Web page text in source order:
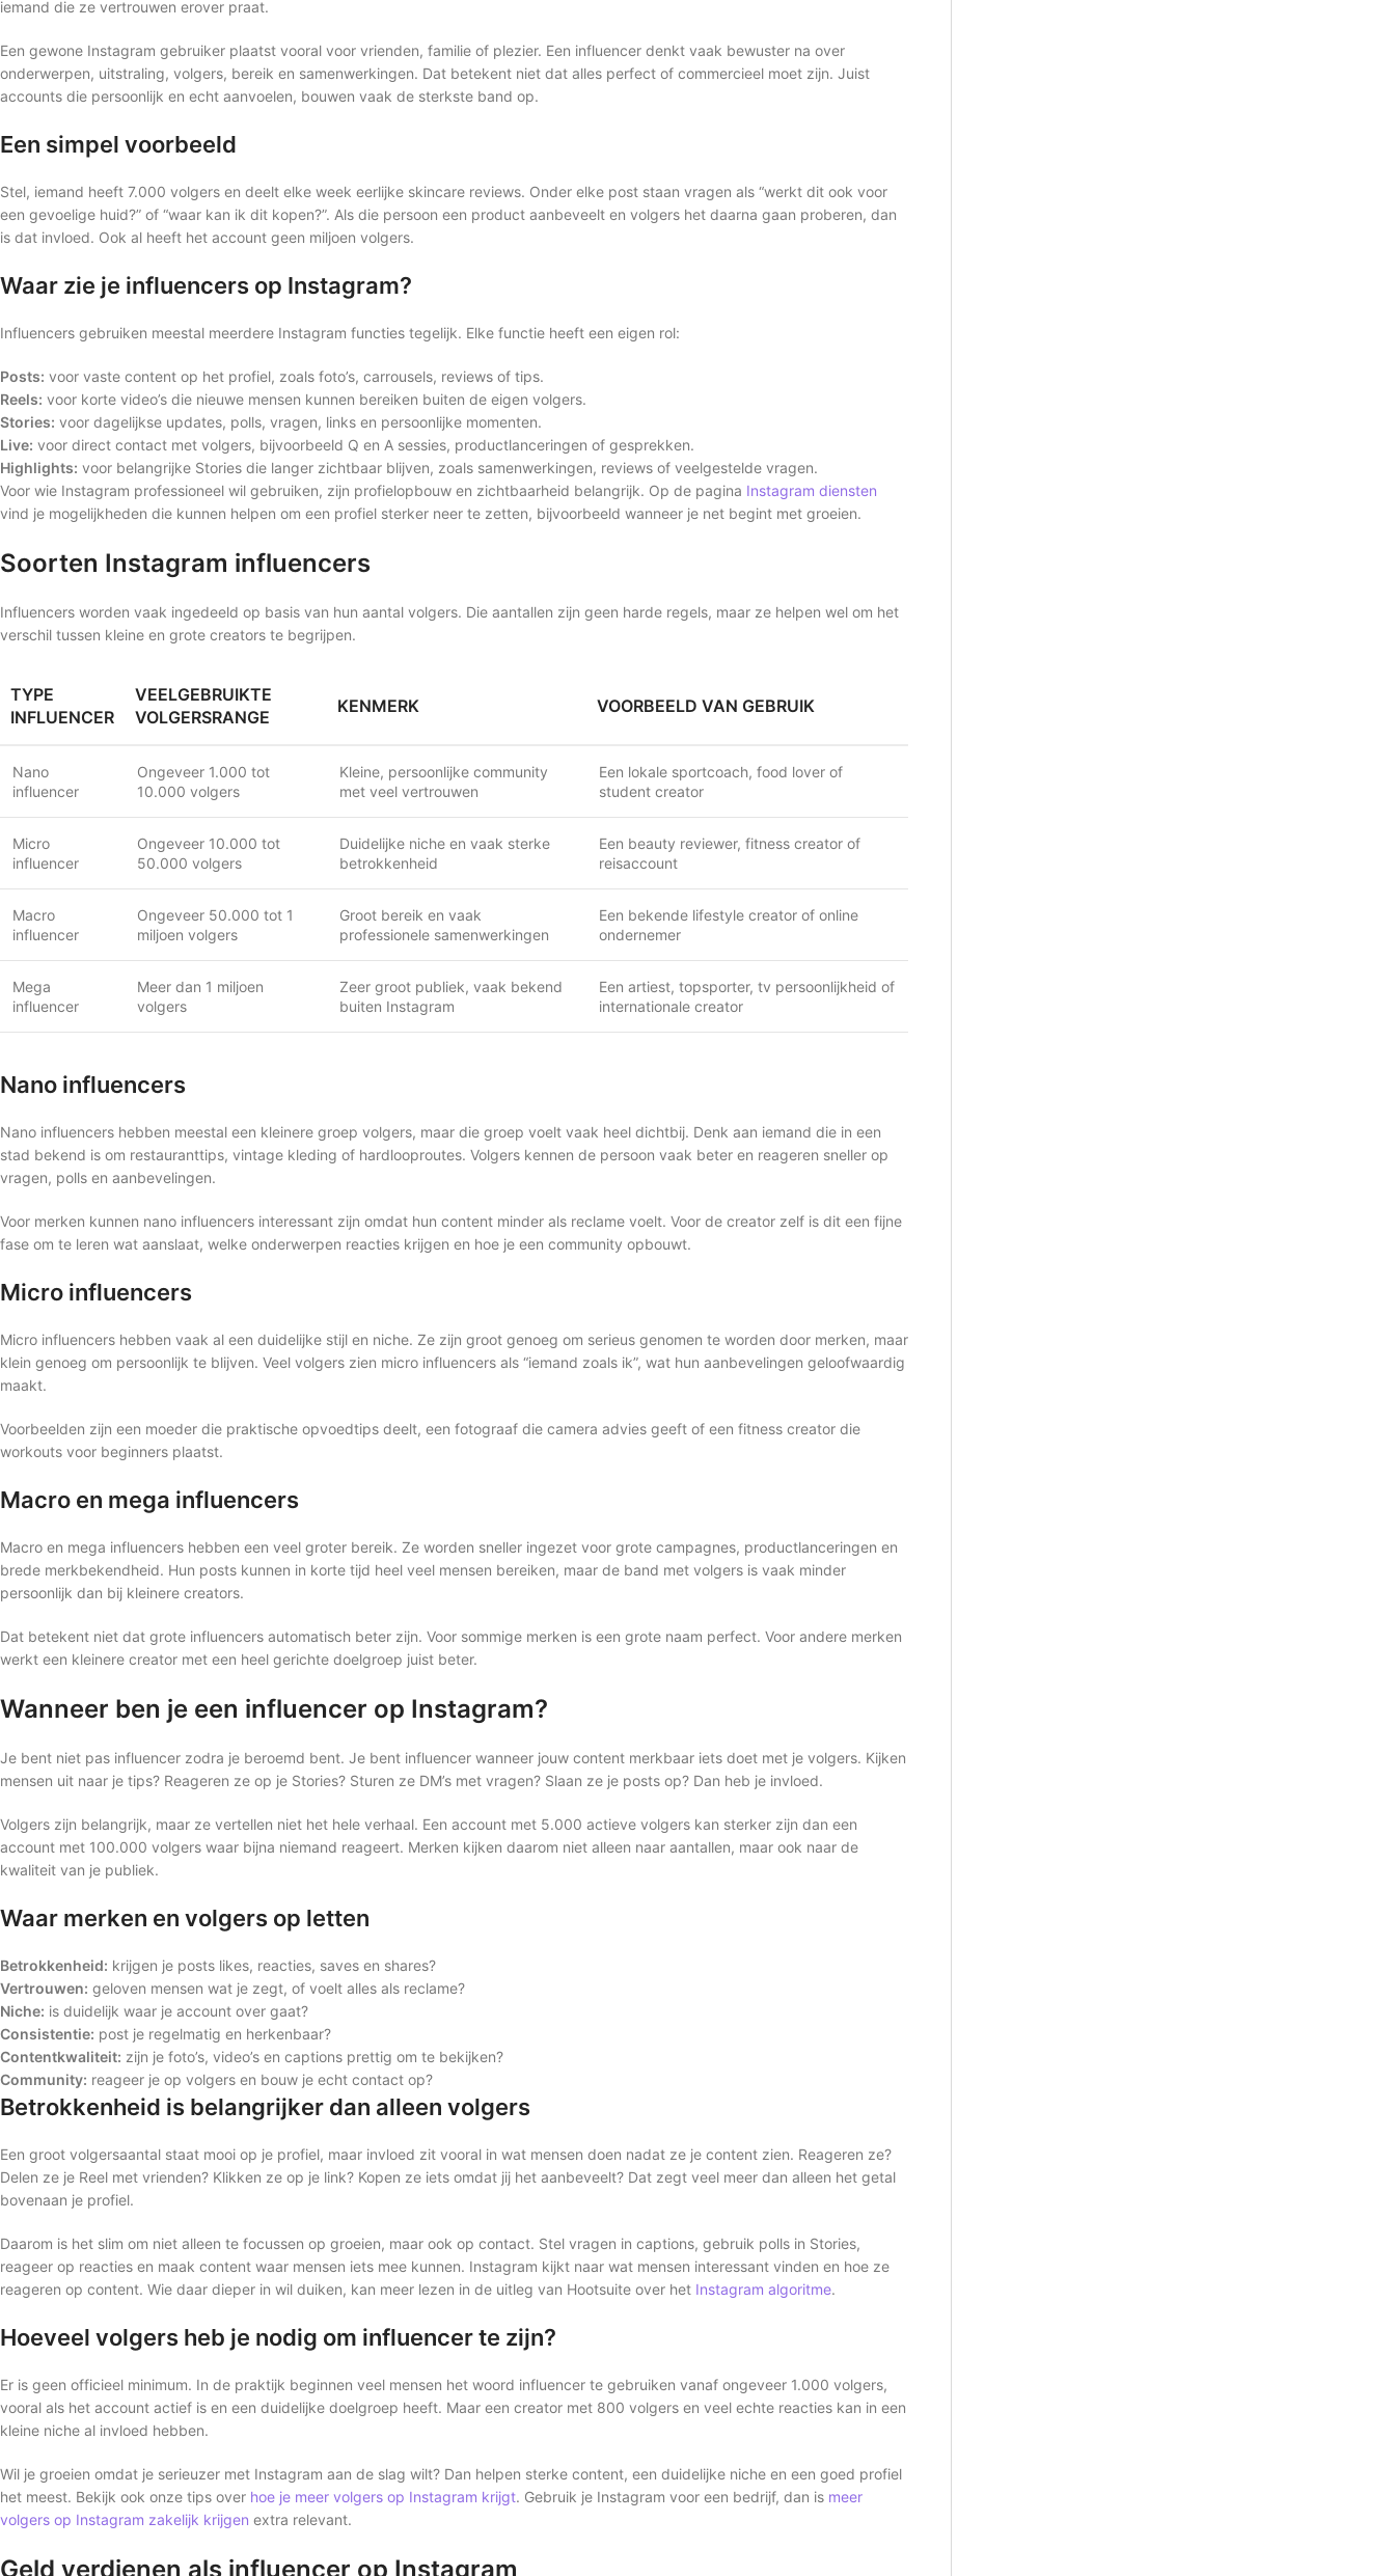
iemand die ze vertrouwen erover praat.
Een gewone Instagram gebruiker plaatst vooral voor vrienden, familie of plezier. Een influencer denkt vaak bewuster na over
onderwerpen, uitstraling, volgers, bereik en samenwerkingen. Dat betekent niet dat alles perfect of commercieel moet zijn. Juist
accounts die persoonlijk en echt aanvoelen, bouwen vaak de sterkste band op.
Een simpel voorbeeld
Stel, iemand heeft 7.000 volgers en deelt elke week eerlijke skincare reviews. Onder elke post staan vragen als “werkt dit ook voor
een gevoelige huid?” of “waar kan ik dit kopen?”. Als die persoon een product aanbeveelt en volgers het daarna gaan proberen, dan
is dat invloed. Ook al heeft het account geen miljoen volgers.
Waar zie je influencers op Instagram?
Influencers gebruiken meestal meerdere Instagram functies tegelijk. Elke functie heeft een eigen rol:
Posts: voor vaste content op het profiel, zoals foto’s, carrousels, reviews of tips.
Reels: voor korte video’s die nieuwe mensen kunnen bereiken buiten de eigen volgers.
Stories: voor dagelijkse updates, polls, vragen, links en persoonlijke momenten.
Live: voor direct contact met volgers, bijvoorbeeld Q en A sessies, productlanceringen of gesprekken.
Highlights: voor belangrijke Stories die langer zichtbaar blijven, zoals samenwerkingen, reviews of veelgestelde vragen.
Voor wie Instagram professioneel wil gebruiken, zijn profielopbouw en zichtbaarheid belangrijk. Op de pagina Instagram diensten
vind je mogelijkheden die kunnen helpen om een profiel sterker neer te zetten, bijvoorbeeld wanneer je net begint met groeien.
Soorten Instagram influencers
Influencers worden vaak ingedeeld op basis van hun aantal volgers. Die aantallen zijn geen harde regels, maar ze helpen wel om het
verschil tussen kleine en grote creators te begrijpen.
TYPE
INFLUENCER
VEELGEBRUIKTE
VOLGERSRANGE
KENMERK VOORBEELD VAN GEBRUIK
Nano
influencer
Ongeveer 1.000 tot
10.000 volgers
Kleine, persoonlijke community
met veel vertrouwen
Een lokale sportcoach, food lover of
student creator
Micro
influencer
Ongeveer 10.000 tot
50.000 volgers
Duidelijke niche en vaak sterke
betrokkenheid
Een beauty reviewer, fitness creator of
reisaccount
Macro
influencer
Ongeveer 50.000 tot 1
miljoen volgers
Groot bereik en vaak
professionele samenwerkingen
Een bekende lifestyle creator of online
ondernemer
Mega
influencer
Meer dan 1 miljoen
volgers
Zeer groot publiek, vaak bekend
buiten Instagram
Een artiest, topsporter, tv persoonlijkheid of
internationale creator
Nano influencers
Nano influencers hebben meestal een kleinere groep volgers, maar die groep voelt vaak heel dichtbij. Denk aan iemand die in een
stad bekend is om restauranttips, vintage kleding of hardlooproutes. Volgers kennen de persoon vaak beter en reageren sneller op
vragen, polls en aanbevelingen.
Voor merken kunnen nano influencers interessant zijn omdat hun content minder als reclame voelt. Voor de creator zelf is dit een fijne
fase om te leren wat aanslaat, welke onderwerpen reacties krijgen en hoe je een community opbouwt.
Micro influencers
Micro influencers hebben vaak al een duidelijke stijl en niche. Ze zijn groot genoeg om serieus genomen te worden door merken, maar
klein genoeg om persoonlijk te blijven. Veel volgers zien micro influencers als “iemand zoals ik”, wat hun aanbevelingen geloofwaardig
maakt.
Voorbeelden zijn een moeder die praktische opvoedtips deelt, een fotograaf die camera advies geeft of een fitness creator die
workouts voor beginners plaatst.
Macro en mega influencers
Macro en mega influencers hebben een veel groter bereik. Ze worden sneller ingezet voor grote campagnes, productlanceringen en
brede merkbekendheid. Hun posts kunnen in korte tijd heel veel mensen bereiken, maar de band met volgers is vaak minder
persoonlijk dan bij kleinere creators.
Dat betekent niet dat grote influencers automatisch beter zijn. Voor sommige merken is een grote naam perfect. Voor andere merken
werkt een kleinere creator met een heel gerichte doelgroep juist beter.
Wanneer ben je een influencer op Instagram?
Je bent niet pas influencer zodra je beroemd bent. Je bent influencer wanneer jouw content merkbaar iets doet met je volgers. Kijken
mensen uit naar je tips? Reageren ze op je Stories? Sturen ze DM’s met vragen? Slaan ze je posts op? Dan heb je invloed.
Volgers zijn belangrijk, maar ze vertellen niet het hele verhaal. Een account met 5.000 actieve volgers kan sterker zijn dan een
account met 100.000 volgers waar bijna niemand reageert. Merken kijken daarom niet alleen naar aantallen, maar ook naar de
kwaliteit van je publiek.
Waar merken en volgers op letten
Betrokkenheid: krijgen je posts likes, reacties, saves en shares?
Vertrouwen: geloven mensen wat je zegt, of voelt alles als reclame?
Niche: is duidelijk waar je account over gaat?
Consistentie: post je regelmatig en herkenbaar?
Contentkwaliteit: zijn je foto’s, video’s en captions prettig om te bekijken?
Community: reageer je op volgers en bouw je echt contact op?
Betrokkenheid is belangrijker dan alleen volgers
Een groot volgersaantal staat mooi op je profiel, maar invloed zit vooral in wat mensen doen nadat ze je content zien. Reageren ze?
Delen ze je Reel met vrienden? Klikken ze op je link? Kopen ze iets omdat jij het aanbeveelt? Dat zegt veel meer dan alleen het getal
bovenaan je profiel.
Daarom is het slim om niet alleen te focussen op groeien, maar ook op contact. Stel vragen in captions, gebruik polls in Stories,
reageer op reacties en maak content waar mensen iets mee kunnen. Instagram kijkt naar wat mensen interessant vinden en hoe ze
reageren op content. Wie daar dieper in wil duiken, kan meer lezen in de uitleg van Hootsuite over het Instagram algoritme.
Hoeveel volgers heb je nodig om influencer te zijn?
Er is geen officieel minimum. In de praktijk beginnen veel mensen het woord influencer te gebruiken vanaf ongeveer 1.000 volgers,
vooral als het account actief is en een duidelijke doelgroep heeft. Maar een creator met 800 volgers en veel echte reacties kan in een
kleine niche al invloed hebben.
Wil je groeien omdat je serieuzer met Instagram aan de slag wilt? Dan helpen sterke content, een duidelijke niche en een goed profiel
het meest. Bekijk ook onze tips over hoe je meer volgers op Instagram krijgt. Gebruik je Instagram voor een bedrijf, dan is meer
volgers op Instagram zakelijk krijgen extra relevant.
Geld verdienen als influencer op Instagram